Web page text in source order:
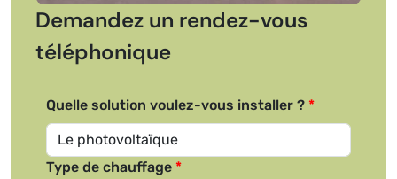
Demandez un rendez-vous
téléphonique
Quelle solution voulez-vous installer ?
Type de chauffage